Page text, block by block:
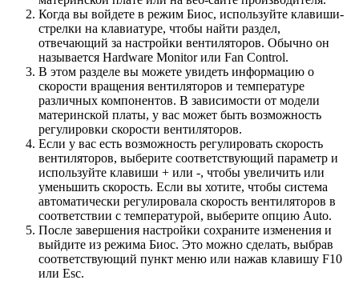
Когда вы войдете в режим Биос, используйте клавиши-
стрелки на клавиатуре, чтобы найти раздел,
отвечающий за настройки вентиляторов. Обычно он
называется Hardware Monitor или Fan Control.
В этом разделе вы можете увидеть информацию о
скорости вращения вентиляторов и температуре
различных компонентов. В зависимости от модели
материнской платы, у вас может быть возможность
регулировки скорости вентиляторов.
Если у вас есть возможность регулировать скорость
вентиляторов, выберите соответствующий параметр и
используйте клавиши + или -, чтобы увеличить или
уменьшить скорость. Если вы хотите, чтобы система
автоматически регулировала скорость вентиляторов в
соответствии с температурой, выберите опцию Auto.
После завершения настройки сохраните изменения и
выйдите из режима Биос. Это можно сделать, выбрав
соответствующий пункт меню или нажав клавишу F10
или Esc.